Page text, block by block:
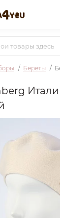
Береты
Итали